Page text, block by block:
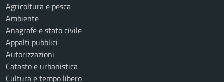
Agricoltura e pesca
Ambiente
Anagrafe e stato civile
Appalti pubblici
Autorizzazioni
Catasto e urbanistica
Cultura e tempo libero